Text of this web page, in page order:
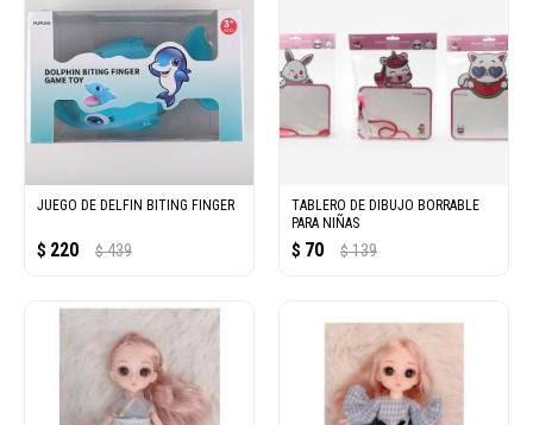
JUEGO DE DELFIN BITING FINGER
$ 220 $ 439
TABLERO DE DIBUJO BORRABLE
PARA NIÑAS
$ 70 $ 139